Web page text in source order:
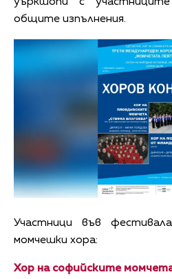
общите изпълнения.
Участници във
момчешки хора:
Хор на софийските